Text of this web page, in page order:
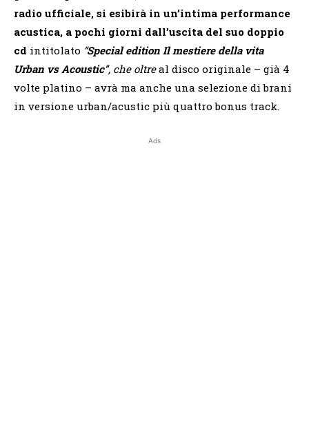
radio ufficiale, si esibirà in un’intima performance
acustica, a pochi giorni dall’uscita del suo doppio
cd intitolato “Special edition Il mestiere della vita
Urban vs Acoustic”, che oltre al disco originale – già 4
volte platino – avrà ma anche una selezione di brani
in versione urban/acustic più quattro bonus track.
Ads